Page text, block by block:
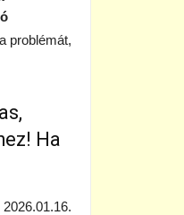
problémát,
Ha
2026.01.16.